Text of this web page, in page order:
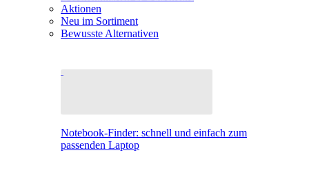
Aktionen
Neu im Sortiment
Bewusste Alternativen
Notebook-Finder: schnell und einfach zum
passenden Laptop